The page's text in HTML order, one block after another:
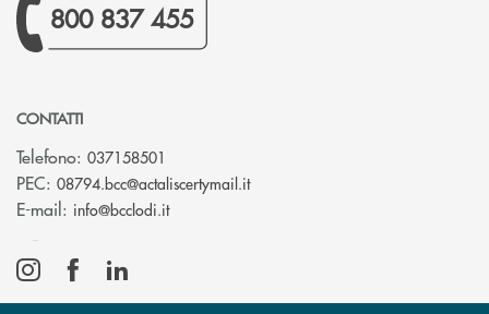
800 837 455
CONTATTI
Telefono: 037158501
PEC: 08794.bcc@actaliscertymail.it(si apre l’app di posta
E-mail: info@bcclodi.it(si apre l’app di posta elettronica)